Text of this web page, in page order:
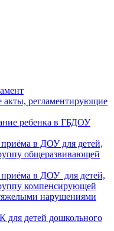
акты, регламентирующие
ребенка в ГБДОУ
в ДОУ для детей,
общеразвивающей
в ДОУ для детей,
компенсирующей
нарушениями
детей дошкольного